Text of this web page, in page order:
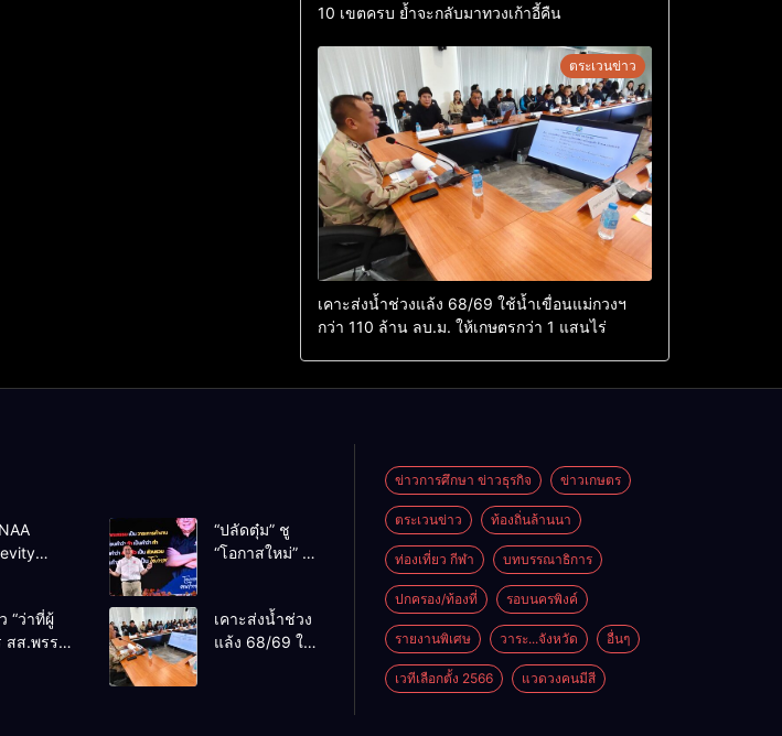
10 เขตครบ ย้ำจะกลับมาทวงเก้าอี้คืน
ตระเวนข่าว
เคาะส่งน้ำช่วงแล้ง 68/69 ใช้น้ำเขื่อนแม่กวงฯ
กว่า 110 ล้าน ลบ.ม. ให้เกษตรกว่า 1 แสนไร่
หญ่สุดใน
น
“ปลัดตุ๋ม” ชู
“โอกาสใหม่” นำ
ไม่ใช่เล่น
การเมือง
“ว่าที่ผู้
สส.พรรค
เคาะส่งน้ำช่วง
แล้ง 68/69 ใช้
ข่าวการศึกษา ข่าวธุรกิจ ข่าวเกษตร
ตระเวนข่าว ท้องถิ่นล้านนา
ท่องเที่ยว กีฬา บทบรรณาธิการ
ปกครอง/ท้องที่ รอบนครพิงค์
รายงานพิเศษ วาระ...จังหวัด อื่นๆ
เวทีเลือกตั้ง 2566 แวดวงคนมีสี